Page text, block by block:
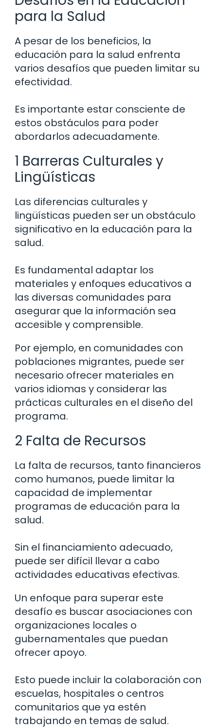
para la Salud
A pesar de los beneficios, la
educación para la salud enfrenta
varios desafíos que pueden limitar su
efectividad.
Es importante estar consciente de
estos obstáculos para poder
abordarlos adecuadamente.
1 Barreras Culturales y
Lingüísticas
Las diferencias culturales y
lingüísticas pueden ser un obstáculo
significativo en la educación para la
salud.
Es fundamental adaptar los
materiales y enfoques educativos a
las diversas comunidades para
asegurar que la información sea
accesible y comprensible.
Por ejemplo, en comunidades con
poblaciones migrantes, puede ser
necesario ofrecer materiales en
varios idiomas y considerar las
prácticas culturales en el diseño del
programa.
2 Falta de Recursos
La falta de recursos, tanto financieros
como humanos, puede limitar la
capacidad de implementar
programas de educación para la
salud.
Sin el financiamiento adecuado,
puede ser difícil llevar a cabo
actividades educativas efectivas.
Un enfoque para superar este
desafío es buscar asociaciones con
organizaciones locales o
gubernamentales que puedan
ofrecer apoyo.
Esto puede incluir la colaboración con
escuelas, hospitales o centros
comunitarios que ya estén
trabajando en temas de salud.